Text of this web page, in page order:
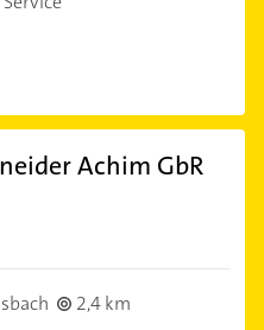
Achim GbR
2,4 km